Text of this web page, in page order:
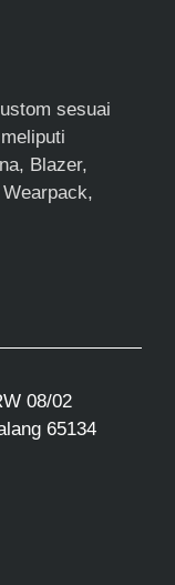
sesuai
Blazer,
08/02
65134